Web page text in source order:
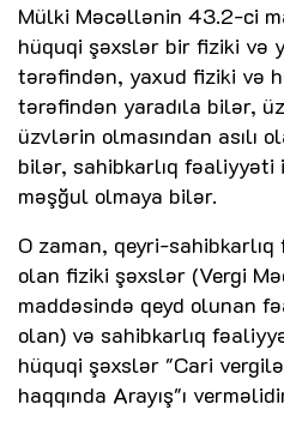
Mülki Məcəllənin 43.2-ci
hüquqi şəxslər bir fiziki və
tərəfindən, yaxud fiziki və
tərəfindən yaradıla bilər,
üzvlərin olmasından asılı
bilər, sahibkarlıq
məşğul olmaya bilər.
O zaman, qeyri-
olan fiziki şəxslər (Vergi
maddəsində qeyd olunan
olan) və sahibkarlıq
hüquqi şəxslər "Cari
haqqında Arayış"ı